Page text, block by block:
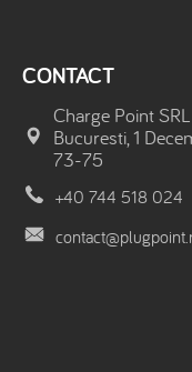
CONTACT
Charge Point SRL
Bucuresti, 1
73-75
+40 744 518 024